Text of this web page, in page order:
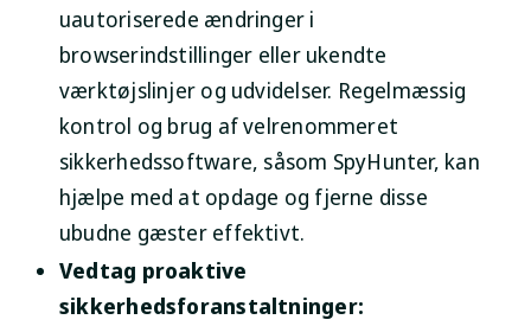
uautoriserede ændringer i
browserindstillinger eller ukendte
værktøjslinjer og udvidelser. Regelmæssig
kontrol og brug af velrenommeret
sikkerhedssoftware, såsom SpyHunter, kan
hjælpe med at opdage og fjerne disse
ubudne gæster effektivt.
Vedtag proaktive
sikkerhedsforanstaltninger: